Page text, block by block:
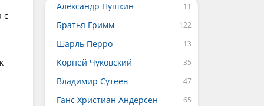
с
Александр Пушкин
Братья Гримм
Шарль Перро
Корней Чуковский
Владимир Сутеев
Ганс Христиан Андерсен